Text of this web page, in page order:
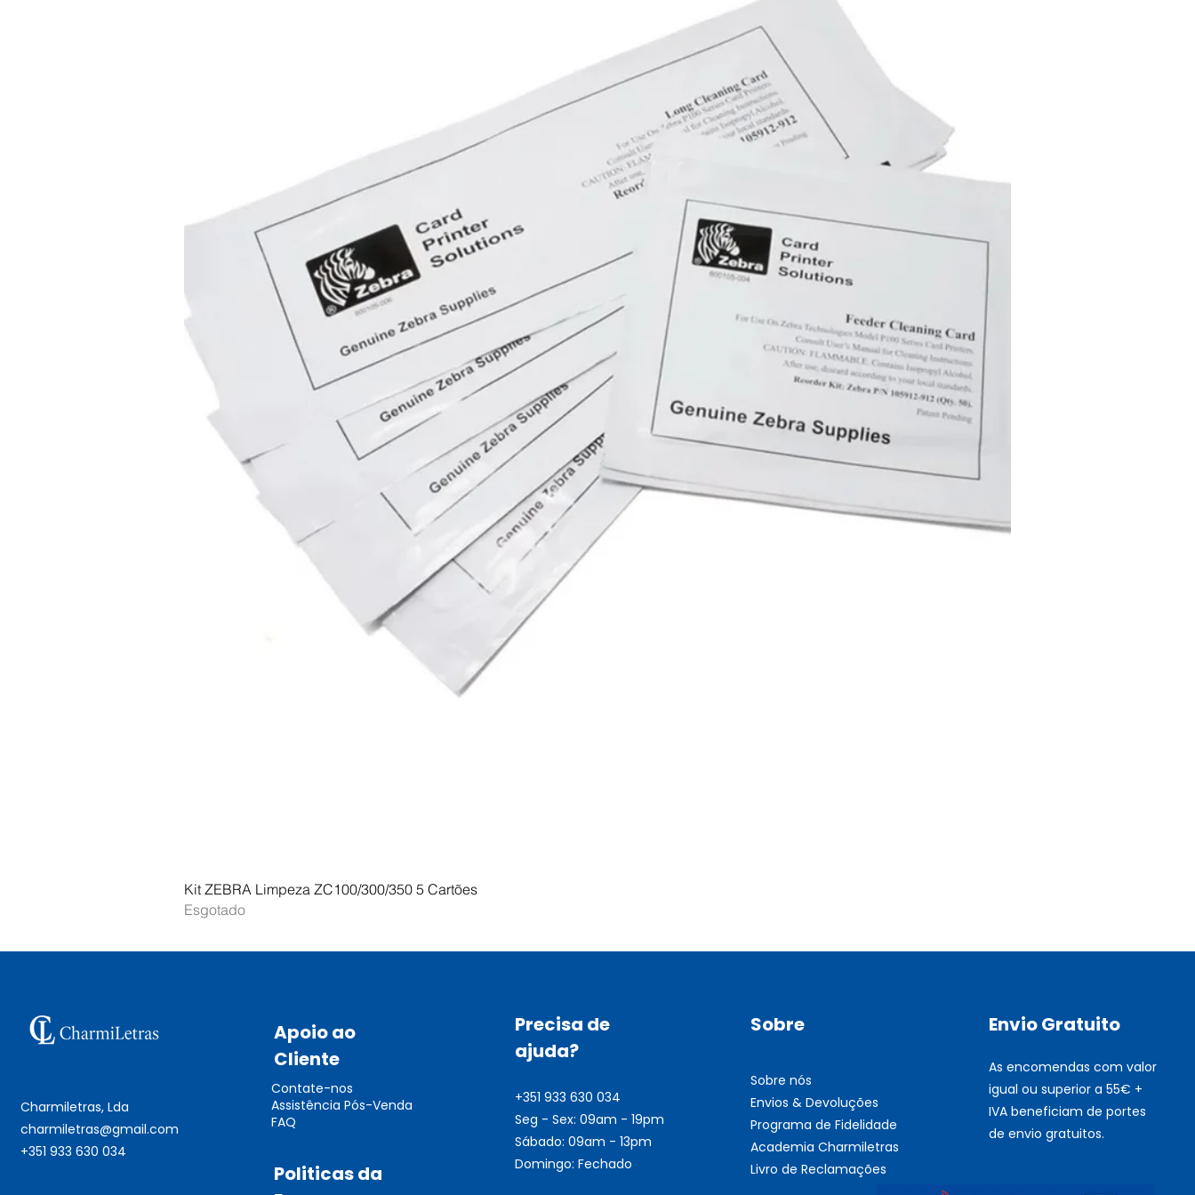
Kit ZEBRA Limpeza ZC100/300/350 5 Cartões
Esgotado
Charmiletras, Lda
charmiletras@gmail.com
+351 933 630 034
Apoio ao
Cliente
Contate-nos
Assistência Pós-Venda
FAQ
Politicas da
Precisa de
ajuda?
+351 933 630 034
Seg - Sex: 09am - 19pm
Sábado: 09am - 13pm
Domingo: Fechado
Sobre
Sobre nós
Envios & Devoluções
Programa de Fidelidade
Academia Charmiletras
Livro de Reclamações
Envio Gratuito
As encomendas com valor
igual ou superior a 55€ +
IVA beneficiam de portes
de envio gratuitos.